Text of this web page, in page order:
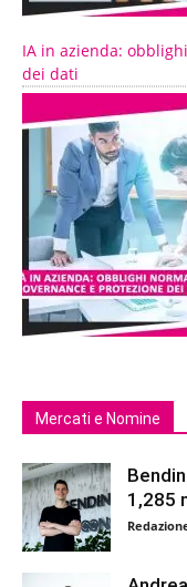
IA in azienda:
dei dati
Mercati e Nomine
1,285